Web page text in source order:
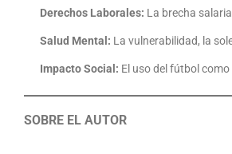
Derechos Laborales: La brecha
Salud Mental: La vulnerabilidad, la
Impacto Social: El uso del fútbol
SOBRE EL AUTOR